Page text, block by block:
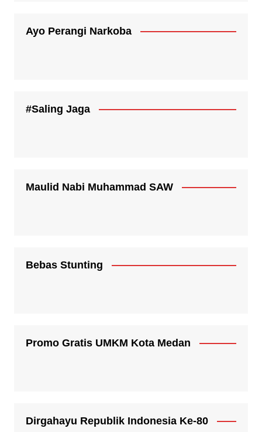
Ayo Perangi Narkoba
#Saling Jaga
Maulid Nabi Muhammad SAW
Bebas Stunting
Promo Gratis UMKM Kota Medan
Dirgahayu Republik Indonesia Ke-80